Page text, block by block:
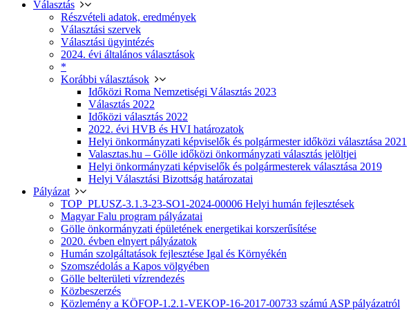
Választás
Részvételi adatok, eredmények
Választási szervek
Választási ügyintézés
2024. évi általános választások
*
Korábbi választások
Időközi Roma Nemzetiségi Választás 2023
Választás 2022
Időközi választás 2022
2022. évi HVB és HVI határozatok
Helyi önkormányzati képviselők és polgármester időközi választása 2021
Valasztas.hu – Gölle időközi önkormányzati választás jelöltjei
Helyi önkormányzati képviselők és polgármesterek választása 2019
Helyi Választási Bizottság határozatai
Pályázat
TOP_PLUSZ-3.1.3-23-SO1-2024-00006 Helyi humán fejlesztések
Magyar Falu program pályázatai
Gölle önkormányzati épületének energetikai korszerűsítése
2020. évben elnyert pályázatok
Humán szolgáltatások fejlesztése Igal és Környékén
Szomszédolás a Kapos völgyében
Gölle belterületi vízrendezés
Közbeszerzés
Közlemény a KÖFOP-1.2.1-VEKOP-16-2017-00733 számú ASP pályázatról